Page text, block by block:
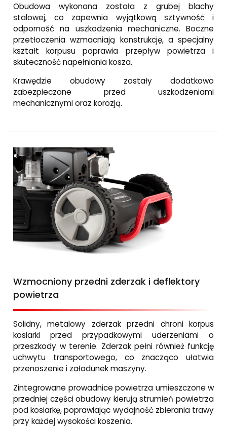
Obudowa wykonana została z grubej blachy
stalowej, co zapewnia wyjątkową sztywność i
odporność na uszkodzenia mechaniczne. Boczne
przetłoczenia wzmacniają konstrukcję, a specjalny
kształt korpusu poprawia przepływ powietrza i
skuteczność napełniania kosza.
Krawędzie obudowy zostały dodatkowo
zabezpieczone przed uszkodzeniami
mechanicznymi oraz korozją.
Wzmocniony przedni zderzak i deflektory
powietrza
Solidny, metalowy zderzak przedni chroni korpus
kosiarki przed przypadkowymi uderzeniami o
przeszkody w terenie. Zderzak pełni również funkcję
uchwytu transportowego, co znacząco ułatwia
przenoszenie i załadunek maszyny.
Zintegrowane prowadnice powietrza umieszczone w
przedniej części obudowy kierują strumień powietrza
pod kosiarkę, poprawiając wydajność zbierania trawy
przy każdej wysokości koszenia.